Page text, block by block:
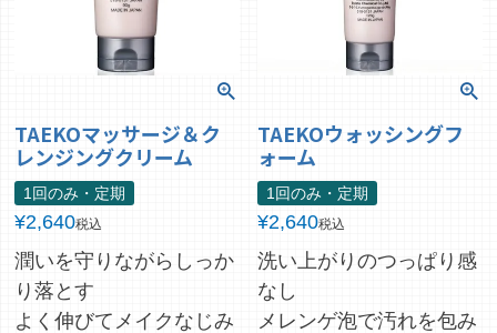
TAEKOマッサージ＆ク
レンジングクリーム
1回のみ・定期
¥2,640税込
潤いを守りながらしっか
り落とす
よく伸びてメイクなじみ
TAEKOウォッシングフ
ォーム
1回のみ・定期
¥2,640税込
洗い上がりのつっぱり感
なし
メレンゲ泡で汚れを包み